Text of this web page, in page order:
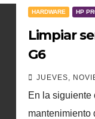
HARDWARE HP
Limpiar
G6
JUEVES,
En la siguiente
mantenimiento